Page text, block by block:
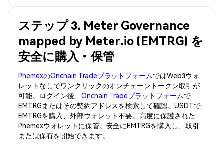
ステップ 3. Meter Governance
mapped by Meter.io (EMTRG) を
安全に購入・保管
PhemexのOnchain TradeプラットフォームではWeb3ウォ
レットなしでワンクリックのオンチェーントークン取引が
可能。ログイン後、 Onchain Tradeプラットフォームで
EMTRGまたはその契約アドレスを検索して確認。USDTで
EMTRGを購入、外部ウォレット不要。高度に保護された
Phemexウォレットに保管。安全にEMTRGを購入し、取引
または保有を開始できます。